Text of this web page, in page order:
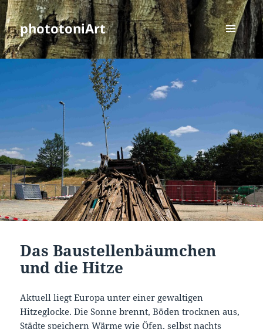
phototoniArt
MENÜ
UND
Das Baustellenbäumchen
und die Hitze
Aktuell liegt Europa unter einer gewaltigen
Hitzeglocke. Die Sonne brennt, Böden trocknen aus,
Städte speichern Wärme wie Öfen, selbst nachts